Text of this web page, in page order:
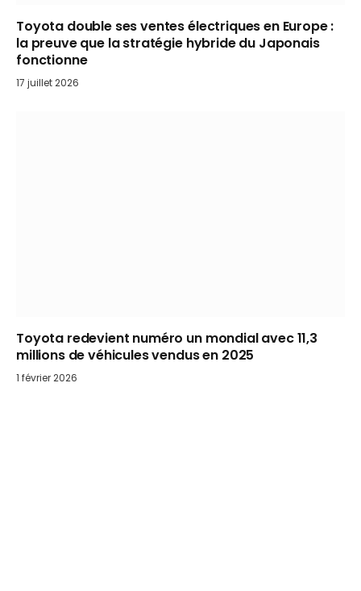
Toyota double ses ventes électriques en Europe :
la preuve que la stratégie hybride du Japonais
fonctionne
17 juillet 2026
Toyota redevient numéro un mondial avec 11,3
millions de véhicules vendus en 2025
1 février 2026